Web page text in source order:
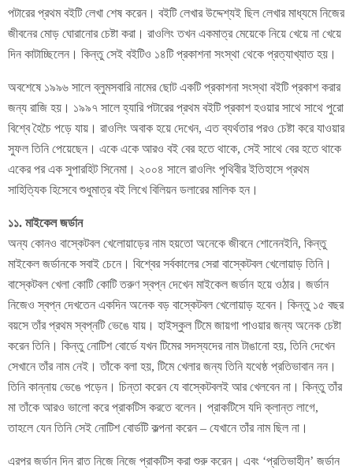
পটারের প্রথম বইটি লেখা শেষ করেন। বইটি লেখার উদ্দেশ্যই ছিল লেখার মাধ্যমে নিজের
জীবনের মোড় ঘোরানোর চেষ্টা করা। রাওলিং তখন একমাত্র মেয়েকে নিয়ে খেয়ে না খেয়ে
দিন কাটাচ্ছিলেন। কিন্তু সেই বইটিও ১৪টি প্রকাশনা সংস্থা থেকে প্রত্যাখ্যাত হয়।
অবশেষে ১৯৯৬ সালে ব্লুমসবারি নামের ছোট একটি প্রকাশনা সংস্থা বইটি প্রকাশ করার
জন্য রাজি হয়। ১৯৯৭ সালে হ্যারি পটারের প্রথম বইটি প্রকাশ হওয়ার সাথে সাথে পুরো
বিশ্বে হৈচৈ পড়ে যায়। রাওলিং অবাক হয়ে দেখেন, এত ব্যর্থতার পরও চেষ্টা করে যাওয়ার
সুফল তিনি পেয়েছেন। একে একে আরও বই বের হতে থাকে, সেই সাথে বের হতে থাকে
একের পর এক সুপারহিট সিনেমা। ২০০৪ সালে রাওলিং পৃথিবীর ইতিহাসে প্রথম
সাহিত্যিক হিসেবে শুধুমাত্র বই লিখে বিলিয়ন ডলারের মালিক হন।
১১. মাইকেল জর্ডান
অন্য কোনও বাস্কেটবল খেলোয়াড়ের নাম হয়তো অনেকে জীবনে শোনেনইনি, কিন্তু
মাইকেল জর্ডানকে সবাই চেনে। বিশ্বের সর্বকালের সেরা বাস্কেটবল খেলোয়াড় তিনি।
বাস্কেটবল খেলা কোটি কোটি তরুণ স্বপ্ন দেখেন মাইকেল জর্ডান হয়ে ওঠার। জর্ডান
নিজেও স্বপ্ন দেখতেন একদিন অনেক বড় বাস্কেটবল খেলোয়াড় হবেন। কিন্তু ১৫ বছর
বয়সে তাঁর প্রথম স্বপ্নটি ভেঙে যায়। হাইস্কুল টিমে জায়গা পাওয়ার জন্য অনেক চেষ্টা
করেন তিনি। কিন্তু নোটিশ বোর্ডে যখন টিমের সদস্যদের নাম টাঙানো হয়, তিনি দেখেন
সেখানে তাঁর নাম নেই। তাঁকে বলা হয়, টিমে খেলার জন্য তিনি যথেষ্ঠ প্রতিভাবান নন।
তিনি কান্নায় ভেঙে পড়েন। চিন্তা করেন যে বাস্কেটবলই আর খেলবেন না। কিন্তু তাঁর
মা তাঁকে আরও ভালো করে প্রাকটিস করতে বলেন। প্রাকটিসে যদি ক্লান্ত লাগে,
তাহলে যেন তিনি সেই নোটিশ বোর্ডটি কল্পনা করেন – যেখানে তাঁর নাম ছিল না।
এরপর জর্ডান দিন রাত নিজে নিজে প্রাকটিস করা শুরু করেন। এবং ‘প্রতিভাহীন’ জর্ডান